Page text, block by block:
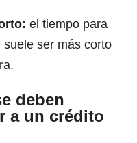
el tiempo para
ser más corto
deben
a un crédito